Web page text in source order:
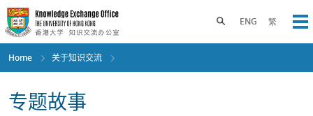
Skip
to
main
content
ENG 繁
Toggle search panel
Home 关于知识交流
专题故事